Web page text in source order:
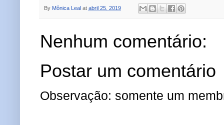
By Mônica Leal at abril 25, 2019
Nenhum comentário:
Postar um comentário
Observação: somente um